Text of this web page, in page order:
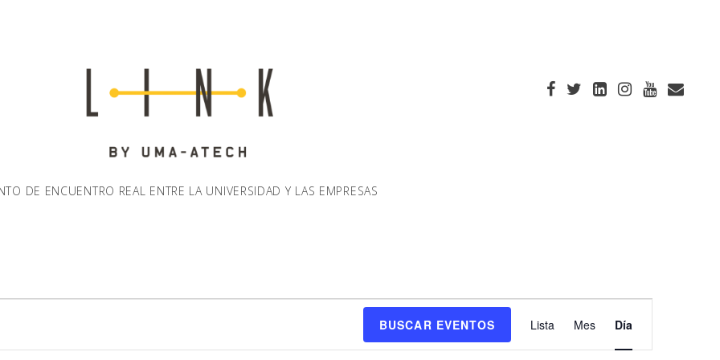
DE ENCUENTRO REAL ENTRE LA UNIVERSIDAD Y LAS EMPRESAS
BUSCAR EVENTOS
Navegación
de
Lista Mes Día